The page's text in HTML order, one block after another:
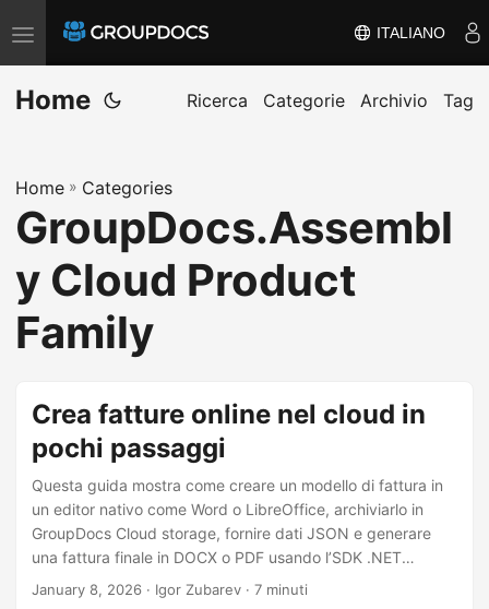
A
t
t
a
/
d
i
s
a
n
ITALIANO
Home Ricerca Categorie Archivio Tag
Home » Categories
GroupDocs.Assembl
y Cloud Product
Family
Crea fatture online nel cloud in
pochi passaggi
Questa guida mostra come creare un modello di fattura in
un editor nativo come Word o LibreOffice, archiviarlo in
GroupDocs Cloud storage, fornire dati JSON e generare
una fattura finale in DOCX o PDF usando l’SDK .NET
Assembly Cloud o semplici chiamate cURL.
January 8, 2026 · Igor Zubarev · 7 minuti